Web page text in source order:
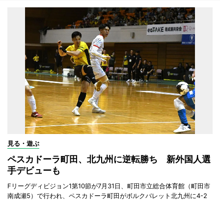
見る・遊ぶ
ペスカドーラ町田、北九州に逆転勝ち 新外国人選
手デビューも
Fリーグディビジョン1第10節が7月31日、町田市立総合体育館（町田市
南成瀬5）で行われ、ペスカドーラ町田がボルクバレット北九州に4-2